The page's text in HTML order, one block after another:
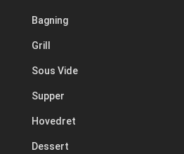
Bagning
Grill
Sous Vide
Supper
Hovedret
Dessert